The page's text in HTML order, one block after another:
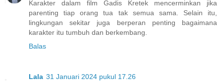
Karakter dalam film Gadis Kretek mencerminkan jika
parenting tiap orang tua tak semua sama. Selain itu,
lingkungan sekitar juga berperan penting bagaimana
karakter itu tumbuh dan berkembang.
Balas
Lala 31 Januari 2024 pukul 17.26